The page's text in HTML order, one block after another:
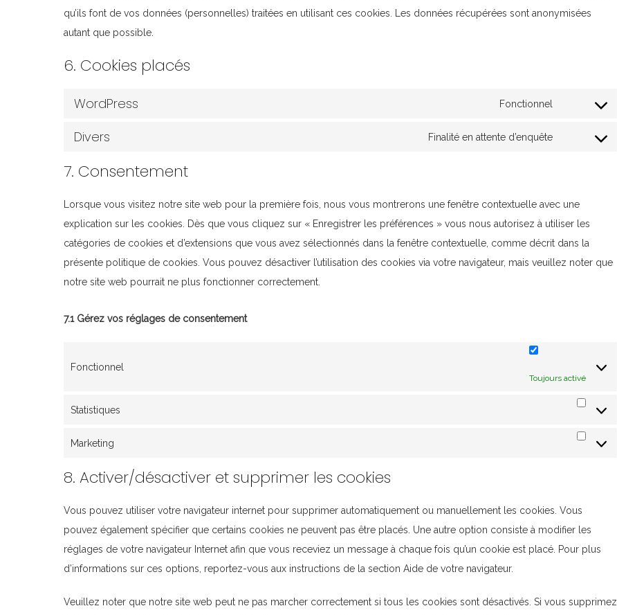
qu’ils font de vos données (personnelles) traitées en utilisant ces cookies. Les données récupérées sont anonymisées
autant que possible.
6. Cookies placés
WordPress
Fonctionnel
Divers
Finalité en attente d’enquête
divers
7. Consentement
Lorsque vous visitez notre site web pour la première fois, nous vous montrerons une fenêtre contextuelle avec une
explication sur les cookies. Dès que vous cliquez sur « Enregistrer les préférences » vous nous autorisez à utiliser les
catégories de cookies et d’extensions que vous avez sélectionnés dans la fenêtre contextuelle, comme décrit dans la
présente politique de cookies. Vous pouvez désactiver l’utilisation des cookies via votre navigateur, mais veuillez noter que
notre site web pourrait ne plus fonctionner correctement.
7.1 Gérez vos réglages de consentement
Fonctionnel
Toujours activé
Statistiques
Marketing
8. Activer/désactiver et supprimer les cookies
Vous pouvez utiliser votre navigateur internet pour supprimer automatiquement ou manuellement les cookies. Vous
pouvez également spécifier que certains cookies ne peuvent pas être placés. Une autre option consiste à modifier les
réglages de votre navigateur Internet afin que vous receviez un message à chaque fois qu’un cookie est placé. Pour plus
d’informations sur ces options, reportez-vous aux instructions de la section Aide de votre navigateur.
Veuillez noter que notre site web peut ne pas marcher correctement si tous les cookies sont désactivés. Si vous supprimez